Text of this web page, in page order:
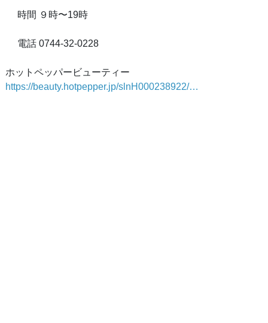
時間 ９時〜19時
電話 0744-32-0228
ホットペッパービューティー
https://beauty.hotpepper.jp/slnH000238922/…